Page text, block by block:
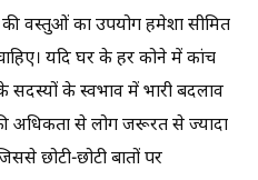
वस्तुओं का उपयोग हमेशा सीमित
यदि घर के हर कोने में कांच
सदस्यों के स्वभाव में भारी बदलाव
अधिकता से लोग जरूरत से ज्यादा
छोटी-छोटी बातों पर